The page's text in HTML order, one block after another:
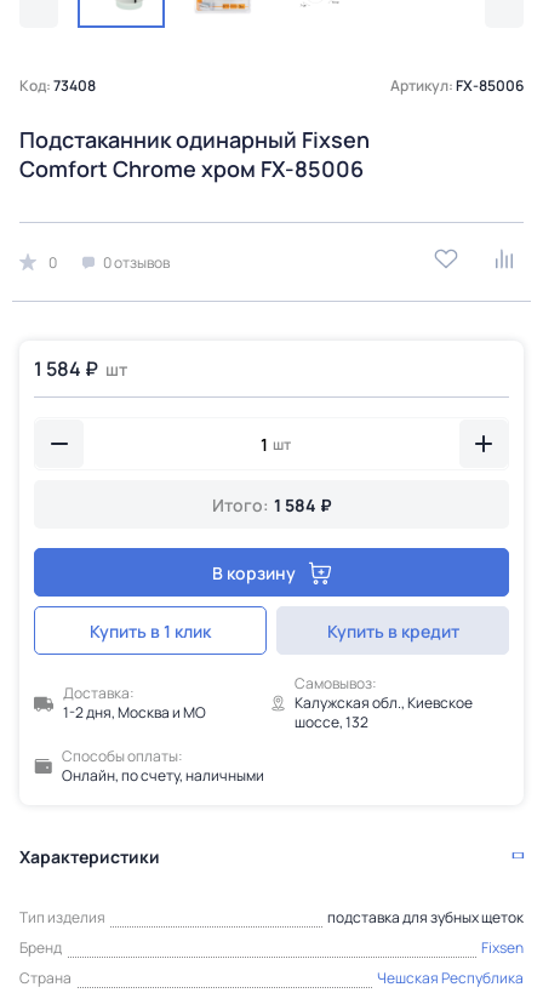
Код:73408 Артикул:FX-85006
Подстаканник одинарный Fixsen
Comfort Chrome хром FX-85006
0 0 отзывов
1 584 ₽ шт
шт
Итого: 1 584 ₽
В корзину
Купить в 1 клик Купить в кредит
Доставка:
1-2 дня, Москва и МО
Самовывоз:
Калужская обл., Киевское
шоссе, 132
Способы оплаты:
Онлайн, по счету, наличными
Характеристики
Тип изделия
подставка для зубных щеток
Бренд
Fixsen
Страна
Чешская Республика